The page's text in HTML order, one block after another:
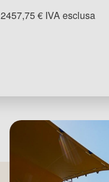
2457,75 € IVA esclusa